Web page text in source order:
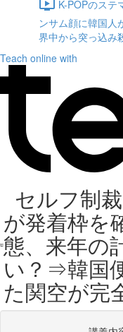
K-POPのステ
ンサム顔に韓国人
界中から突っ込み
Teach online with
セルフ制
が発着枠を
態、来年の
い？⇒韓国
た関空が完